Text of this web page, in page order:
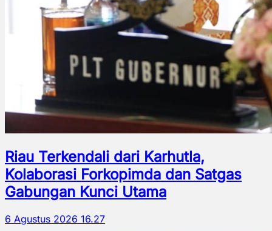
Riau Terkendali dari Karhutla,
Kolaborasi Forkopimda dan Satgas
Gabungan Kunci Utama
6 Agustus 2026 16.27